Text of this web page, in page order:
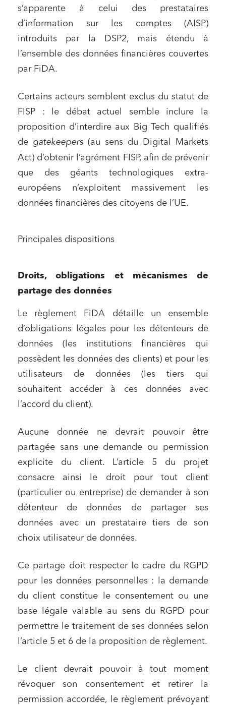
s’apparente à celui des prestataires
d’information sur les comptes (AISP)
introduits par la DSP2, mais étendu à
l’ensemble des données financières couvertes
par FiDA.
Certains acteurs semblent exclus du statut de
FISP : le débat actuel semble inclure la
proposition d’interdire aux Big Tech qualifiés
de gatekeepers (au sens du Digital Markets
Act) d’obtenir l’agrément FISP, afin de prévenir
que des géants technologiques extra-
européens n’exploitent massivement les
données financières des citoyens de l’UE.
Principales dispositions
Droits, obligations et mécanismes de
partage des données
Le règlement FiDA détaille un ensemble
d’obligations légales pour les détenteurs de
données (les institutions financières qui
possèdent les données des clients) et pour les
utilisateurs de données (les tiers qui
souhaitent accéder à ces données avec
l’accord du client).
Aucune donnée ne devrait pouvoir être
partagée sans une demande ou permission
explicite du client. L’article 5 du projet
consacre ainsi le droit pour tout client
(particulier ou entreprise) de demander à son
détenteur de données de partager ses
données avec un prestataire tiers de son
choix utilisateur de données.
Ce partage doit respecter le cadre du RGPD
pour les données personnelles : la demande
du client constitue le consentement ou une
base légale valable au sens du RGPD pour
permettre le traitement de ses données selon
l’article 5 et 6 de la proposition de règlement.
Le client devrait pouvoir à tout moment
révoquer son consentement et retirer la
permission accordée, le règlement prévoyant